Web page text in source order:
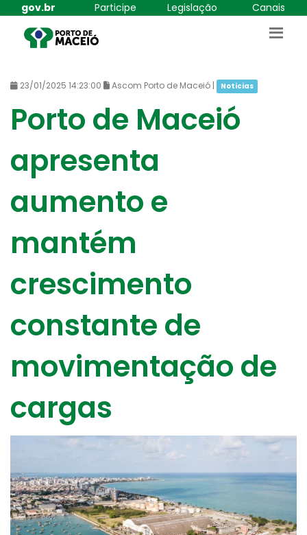
gov.br Participe Legislação Canais
23/01/2025 14:23:00 Ascom Porto de Maceió | Noticias
Porto de Maceió
apresenta
aumento e
mantém
crescimento
constante de
movimentação de
cargas